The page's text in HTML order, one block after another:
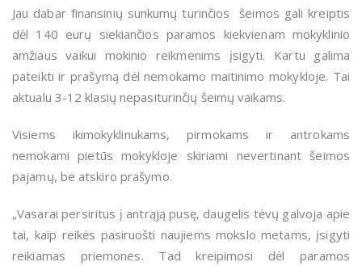
Jau dabar finansinių sunkumų turinčios šeimos gali kreiptis
dėl 140 eurų siekiančios paramos kiekvienam mokyklinio
amžiaus vaikui mokinio reikmenims įsigyti. Kartu galima
pateikti ir prašymą dėl nemokamo maitinimo mokykloje. Tai
aktualu 3-12 klasių nepasiturinčių šeimų vaikams.
Visiems ikimokyklinukams, pirmokams ir antrokams
nemokami pietūs mokykloje skiriami nevertinant šeimos
pajamų, be atskiro prašymo.
„Vasarai persiritus į antrąją pusę, daugelis tėvų galvoja apie
tai, kaip reikės pasiruošti naujiems mokslo metams, įsigyti
reikiamas priemones. Tad kreipimosi dėl paramos